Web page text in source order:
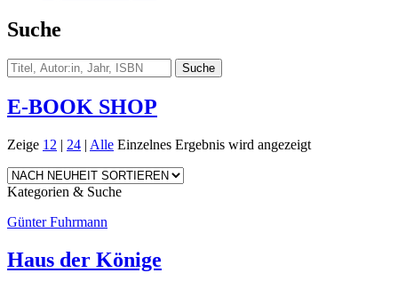
Suche
E-BOOK SHOP
Zeige 12 | 24 | Alle Einzelnes Ergebnis wird angezeigt
Kategorien & Suche
Günter Fuhrmann
Haus der Könige